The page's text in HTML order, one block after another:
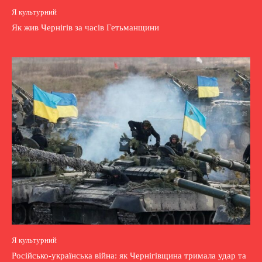
Я культурний
Як жив Чернігів за часів Гетьманщини
Я культурний
Російсько-українська війна: як Чернігівщина тримала удар та